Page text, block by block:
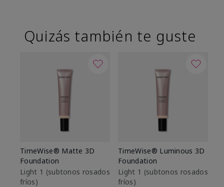
Quizás también te guste
TimeWise® Matte 3D
Foundation
Light 1​ (subtonos rosados
fríos)
TimeWise® Luminous 3D
Foundation
Light 1​ (subtonos rosados
fríos)